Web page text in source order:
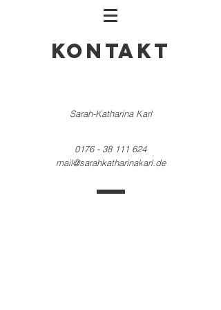
Kontakt
Sarah-Katharina Karl
0176 - 38 111 624
mail@sarahkatharinakarl.de